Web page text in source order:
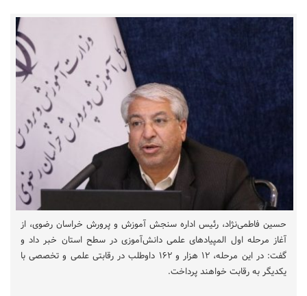
حسین فاطمی‌نژاد، رئیس اداره سنجش آموزش‌ و پرورش خراسان رضوی، از
آغاز مرحله اول المپیادهای علمی دانش‌آموزی در سطح استان خبر داد و
گفت: در این مرحله، ۱۲ هزار و ۱۶۲ داوطلب در رقابتی علمی و تخصصی با
یکدیگر به رقابت خواهند پرداخت.